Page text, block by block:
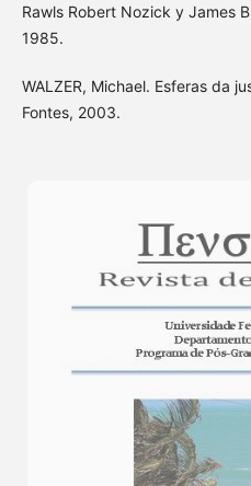
Rawls Robert Nozick y James
1985.
WALZER, Michael. Esferas da
Fontes, 2003.